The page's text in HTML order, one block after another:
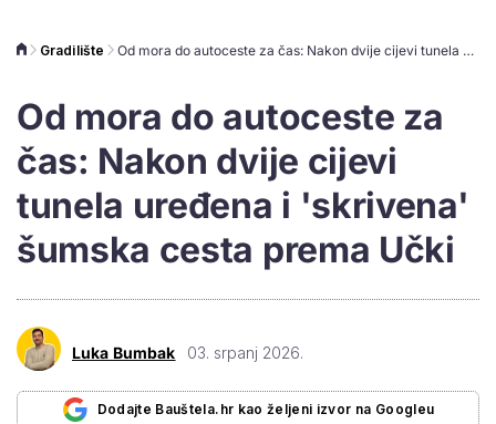
Gradilište Od mora do autoceste za čas: Nakon dvije cijevi tunela uređena i 'skrivena' šumska cesta prema Učki
Od mora do autoceste za
čas: Nakon dvije cijevi
tunela uređena i 'skrivena'
šumska cesta prema Učki
Luka Bumbak 03. srpanj 2026.
Dodajte Bauštela.hr kao željeni izvor na Googleu